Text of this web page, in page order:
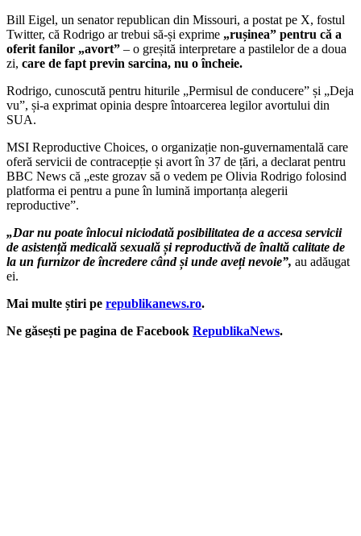
Bill Eigel, un senator republican din Missouri, a postat pe X, fostul
Twitter, că Rodrigo ar trebui să-și exprime „rușinea” pentru că a
oferit fanilor „avort” – o greșită interpretare a pastilelor de a doua
zi, care de fapt previn sarcina, nu o încheie.
Rodrigo, cunoscută pentru hiturile „Permisul de conducere” și „Deja
vu”, și-a exprimat opinia despre întoarcerea legilor avortului din
SUA.
MSI Reproductive Choices, o organizație non-guvernamentală care
oferă servicii de contracepție și avort în 37 de țări, a declarat pentru
BBC News că „este grozav să o vedem pe Olivia Rodrigo folosind
platforma ei pentru a pune în lumină importanța alegerii
reproductive”.
„Dar nu poate înlocui niciodată posibilitatea de a accesa servicii
de asistență medicală sexuală și reproductivă de înaltă calitate de
la un furnizor de încredere când și unde aveți nevoie”, au adăugat
ei.
Mai multe știri pe republikanews.ro.
Ne găsești pe pagina de Facebook RepublikaNews.